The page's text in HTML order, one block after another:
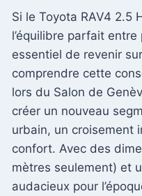
Si le Toyota RAV4 2.5
l’équilibre parfait
essentiel de revenir
comprendre cette
lors du Salon de
créer un nouveau
urbain, un croisement
confort. Avec des
mètres seulement) et
audacieux pour